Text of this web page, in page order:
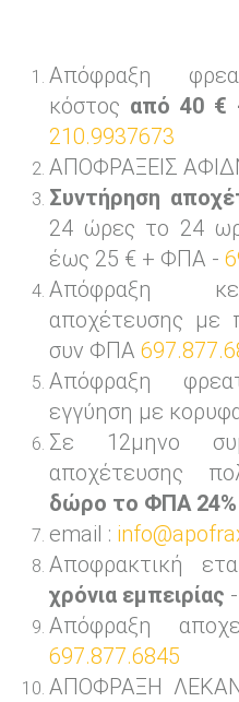
Απόφραξη
κόστος από 40
210.9937673
ΑΠΟΦΡΑΞΕΙΣ
Συντήρηση
24 ώρες το 24
έως 25 € + ΦΠΑ -
Απόφραξη
αποχέτευσης με
συν ΦΠΑ
Απόφραξη
εγγύηση με
Σε 12μηνο
αποχέτευσης
δώρο το ΦΠΑ 24%
email :
Αποφρακτική
χρόνια εμπειρίας -
Απόφραξη
697.877.6845
ΑΠΟΦΡΑΞΗ